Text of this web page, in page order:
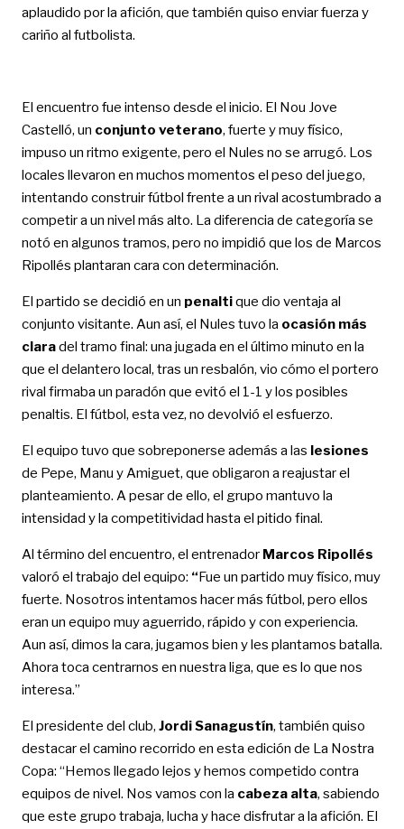
aplaudido por la afición, que también quiso enviar fuerza y
cariño al futbolista.
El encuentro fue intenso desde el inicio. El Nou Jove
Castelló, un conjunto veterano, fuerte y muy físico,
impuso un ritmo exigente, pero el Nules no se arrugó. Los
locales llevaron en muchos momentos el peso del juego,
intentando construir fútbol frente a un rival acostumbrado a
competir a un nivel más alto. La diferencia de categoría se
notó en algunos tramos, pero no impidió que los de Marcos
Ripollés plantaran cara con determinación.
El partido se decidió en un penaltique dio ventaja al
conjunto visitante. Aun así, el Nules tuvo la ocasión más
claradel tramo final: una jugada en el último minuto en la
que el delantero local, tras un resbalón, vio cómo el portero
rival firmaba un paradón que evitó el 1-1 y los posibles
penaltis. El fútbol, esta vez, no devolvió el esfuerzo.
El equipo tuvo que sobreponerse además a las lesiones
de Pepe, Manu y Amiguet, que obligaron a reajustar el
planteamiento. A pesar de ello, el grupo mantuvo la
intensidad y la competitividad hasta el pitido final.
Al término del encuentro, el entrenador Marcos Ripollés
valoró el trabajo del equipo: “Fue un partido muy físico, muy
fuerte. Nosotros intentamos hacer más fútbol, pero ellos
eran un equipo muy aguerrido, rápido y con experiencia.
Aun así, dimos la cara, jugamos bien y les plantamos batalla.
Ahora toca centrarnos en nuestra liga, que es lo que nos
interesa.”
El presidente del club, Jordi Sanagustín, también quiso
destacar el camino recorrido en esta edición de La Nostra
Copa: “Hemos llegado lejos y hemos competido contra
equipos de nivel. Nos vamos con la cabeza alta, sabiendo
que este grupo trabaja, lucha y hace disfrutar a la afición. El